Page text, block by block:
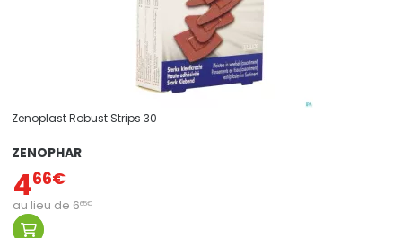
Zenoplast Robust Strips 30
ZENOPHAR
466€
au lieu de 665€